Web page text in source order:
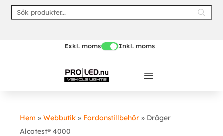
Skip
Exkl. moms Inkl. moms
Hem » Webbutik » Fordonstillbehör » Dräger
Alcotest® 4000